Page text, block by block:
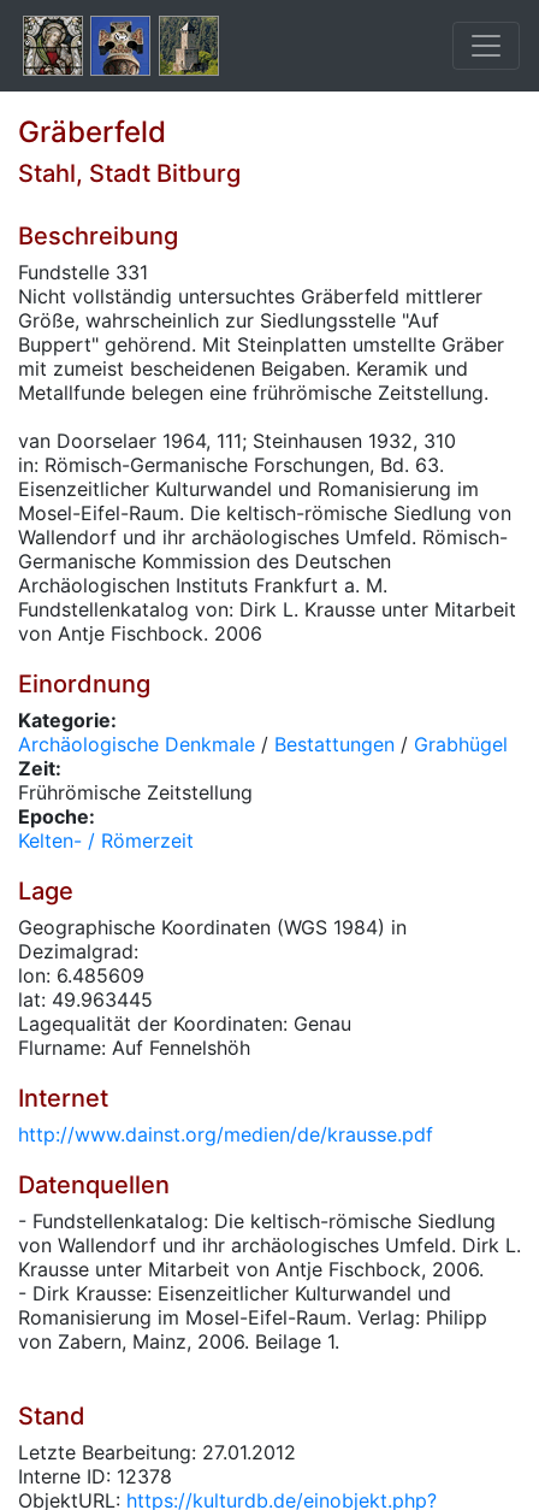
Gräberfeld
Stahl, Stadt Bitburg
Beschreibung
Fundstelle 331
Nicht vollständig untersuchtes Gräberfeld mittlerer
Größe, wahrscheinlich zur Siedlungsstelle "Auf
Buppert" gehörend. Mit Steinplatten umstellte Gräber
mit zumeist bescheidenen Beigaben. Keramik und
Metallfunde belegen eine frührömische Zeitstellung.
van Doorselaer 1964, 111; Steinhausen 1932, 310
in: Römisch-Germanische Forschungen, Bd. 63.
Eisenzeitlicher Kulturwandel und Romanisierung im
Mosel-Eifel-Raum. Die keltisch-römische Siedlung von
Wallendorf und ihr archäologisches Umfeld. Römisch-
Germanische Kommission des Deutschen
Archäologischen Instituts Frankfurt a. M.
Fundstellenkatalog von: Dirk L. Krausse unter Mitarbeit
von Antje Fischbock. 2006
Einordnung
Kategorie:
Archäologische Denkmale / Bestattungen / Grabhügel
Zeit:
Frührömische Zeitstellung
Epoche:
Kelten- / Römerzeit
Lage
Geographische Koordinaten (WGS 1984) in
Dezimalgrad:
lon: 6.485609
lat: 49.963445
Lagequalität der Koordinaten: Genau
Flurname: Auf Fennelshöh
Internet
http://www.dainst.org/medien/de/krausse.pdf
Datenquellen
- Fundstellenkatalog: Die keltisch-römische Siedlung
von Wallendorf und ihr archäologisches Umfeld. Dirk L.
Krausse unter Mitarbeit von Antje Fischbock, 2006.
- Dirk Krausse: Eisenzeitlicher Kulturwandel und
Romanisierung im Mosel-Eifel-Raum. Verlag: Philipp
von Zabern, Mainz, 2006. Beilage 1.
Stand
Letzte Bearbeitung: 27.01.2012
Interne ID: 12378
ObjektURL: https://kulturdb.de/einobjekt.php?